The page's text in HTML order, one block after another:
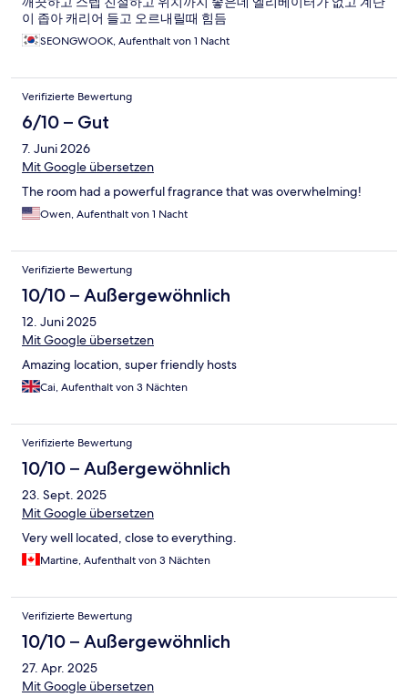
이 좁아 캐리어 들고 오르내릴때 힘듬
SEONGWOOK, Aufenthalt von 1 Nacht
Verifizierte Bewertung
6/10 – Gut
7. Juni 2026
Mit Google übersetzen
The room had a powerful fragrance that was overwhelming!
Owen, Aufenthalt von 1 Nacht
Verifizierte Bewertung
10/10 – Außergewöhnlich
12. Juni 2025
Mit Google übersetzen
Amazing location, super friendly hosts
Cai, Aufenthalt von 3 Nächten
Verifizierte Bewertung
10/10 – Außergewöhnlich
23. Sept. 2025
Mit Google übersetzen
Very well located, close to everything.
Martine, Aufenthalt von 3 Nächten
Verifizierte Bewertung
10/10 – Außergewöhnlich
27. Apr. 2025
Mit Google übersetzen